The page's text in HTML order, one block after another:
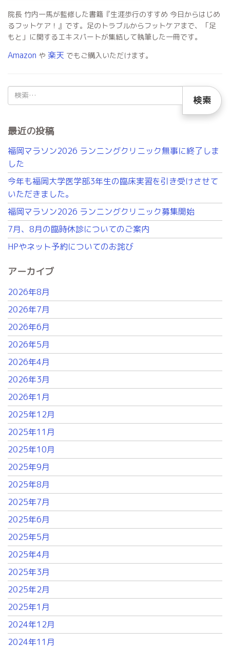
院長 竹内一馬が監修した書籍『生涯歩行のすすめ 今日からはじめ
るフットケア！』です。足のトラブルからフットケアまで、「足
もと」に関するエキスパートが集結して執筆した一冊です。
Amazon や 楽天 でもご購入いただけます。
検
索:
最近の投稿
福岡マラソン2026 ランニングクリニック無事に終了しま
した
今年も福岡大学医学部3年生の臨床実習を引き受けさせて
いただきました。
福岡マラソン2026 ランニングクリニック募集開始
7月、8月の臨時休診についてのご案内
HPやネット予約についてのお詫び
アーカイブ
2026年8月
2026年7月
2026年6月
2026年5月
2026年4月
2026年3月
2026年1月
2025年12月
2025年11月
2025年10月
2025年9月
2025年8月
2025年7月
2025年6月
2025年5月
2025年4月
2025年3月
2025年2月
2025年1月
2024年12月
2024年11月